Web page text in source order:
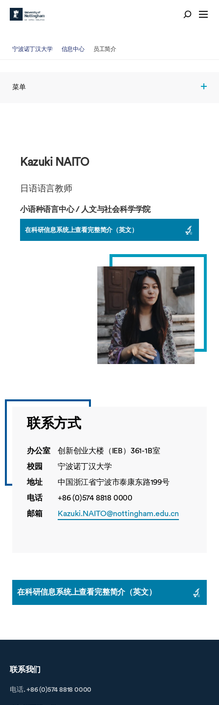
宁波诺丁汉大学 信息中心 员工简介
菜单
Kazuki NAITO
日语语言教师
小语种语言中心 / 人文与社会科学学院
在科研信息系统上查看完整简介（英文）
联系方式
办公室
创新创业大楼（IEB）361-1B室
校园
宁波诺丁汉大学
地址
中国浙江省宁波市泰康东路199号
电话
+86 (0)574 8818 0000
邮箱
Kazuki.NAITO@nottingham.edu.cn
在科研信息系统上查看完整简介（英文）
联系我们
电话. +86 (0)574 8818 0000